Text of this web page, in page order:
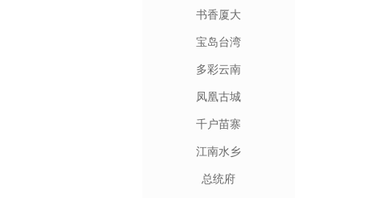
书香厦大
宝岛台湾
多彩云南
凤凰古城
千户苗寨
江南水乡
总统府